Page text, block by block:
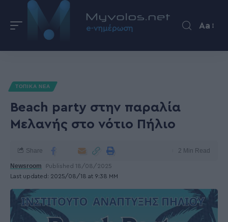
Aa
Beach party στην παραλία
Μελανής στο νότιο Πήλιο
Newsroom Published 18/08/2025